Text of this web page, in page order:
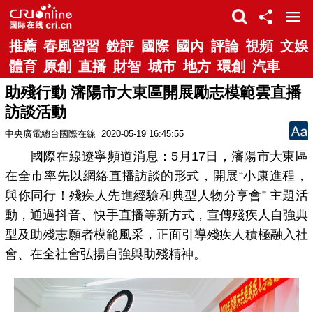
推薦 春風習習 銳評 國際 國內 評論 視頻 文娛
體育 原創 直播 財智 城市 地方 環創 汽車
助殘行動 瀋陽市大東區開展勵志模範雲直播
訪談活動
中央廣電總台國際在線 2020-05-19 16:45:55
國際在線遼寧頻道消息：5月17日，瀋陽市大東區
在全市率先以網絡直播訪談的形式，開展“小康進程，
與你同行！殘疾人先進經驗和典型人物分享會” 主題活
動，通過抖音、快手直播等新方式，宣傳殘疾人自強典
型及助殘志願者模範風采，正面引導殘疾人積極融入社
會、在全社會弘揚自強與助殘精神。